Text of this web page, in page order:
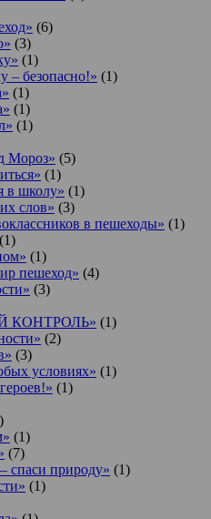
(6)
(3)
(1)
– безопасно!» (1)
(1)
(1)
(1)
Мороз» (5)
(1)
в школу» (1)
слов» (3)
в пешеходы» (1)
(1)
(1)
пешеход» (4)
(3)
КОНТРОЛЬ» (1)
(2)
(3)
условиях» (1)
(1)
(1)
(7)
спаси природу» (1)
(1)